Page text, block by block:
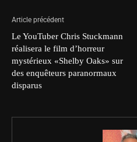
Article précédent
Le YouTuber Chris Stuckmann
réalisera le film d’horreur
mystérieux «Shelby Oaks» sur
des enquêteurs paranormaux
disparus